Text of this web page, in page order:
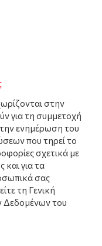
στην
για τη συμμετοχή
ενημέρωση του
που τηρεί το
σχετικά με
και για τα
σας
τη Γενική
Δεδομένων του